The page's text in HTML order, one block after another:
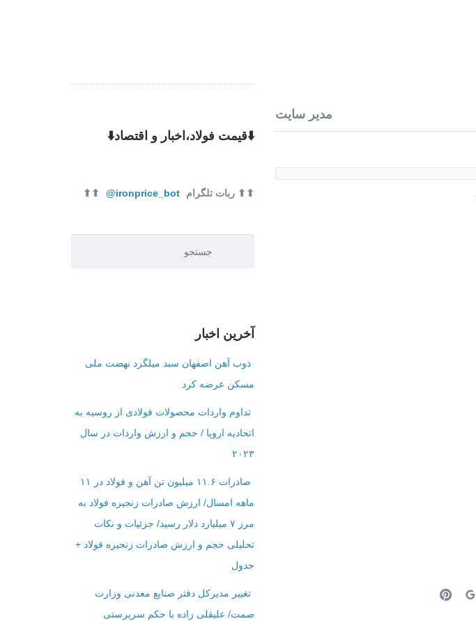
مدیر سایت
⬇️قیمت فولاد،اخبار و اقتصاد⬇️
⬆⬆ ربات تلگرام ironprice_bot@
⬆⬆
آخرین اخبار
ذوب آهن اصفهان سبد میلگرد نهضت ملی
مسکن عرضه کرد
تداوم واردات محصولات فولادی از روسیه به
اتحادیه اروپا / حجم و ارزش واردات در سال
۲۰۲۳
صادرات ۱۱.۶ میلیون تن آهن و فولاد در ۱۱
ماهه امسال/ ارزش صادرات زنجیره فولاد به
مرز ۷ میلیارد دلار رسید/ جزئیات و نکات
تحلیلی حجم و ارزش صادرات زنجیره فولاد +
جدول
تغییر مدیرکل دفتر صنایع معدنی وزارت
صمت/ علیقلی زاده با حکم سرپرستی